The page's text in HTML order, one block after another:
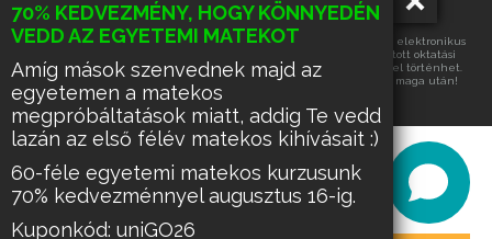
70% KEDVEZMÉNY, HOGY KÖNNYEDÉN
VEDD AZ EGYETEMI MATEKOT
Amíg mások szenvednek majd az
egyetemen a matekos
megpróbáltatások miatt, addig Te vedd
lazán az első félév matekos kihívásait :)
60-féle egyetemi matekos kurzusunk
70% kedvezménnyel augusztus 16-ig.
Kuponkód: uniGO26
© Minden jog fenntartva!
Az oldalon található tartalmak részének vagy egészének másolása, elektronikus
úton történő tárolása vagy továbbítása, harmadik fél számára nyújtott oktatási
célra való hasznosítása kizárólag az üzemeltető írásos engedélyével történhet.
Ennek hiányában a felsorolt tevékenységek űzése büntetést von maga után!